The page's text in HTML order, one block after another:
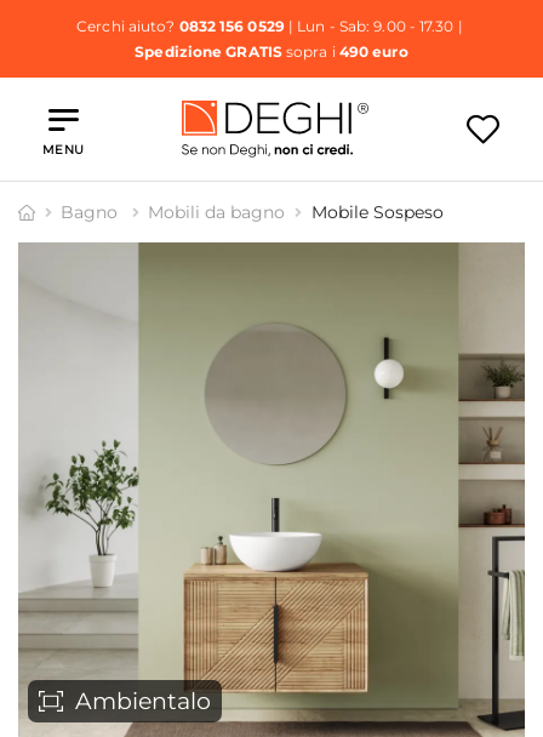
Cerchi aiuto? 0832 156 0529| Lun - Sab: 9.00 - 17.30 |
Spedizione GRATISsopra i 490 euro
MENU
Bagno Mobili da bagno Mobile Sospeso
Ambientalo